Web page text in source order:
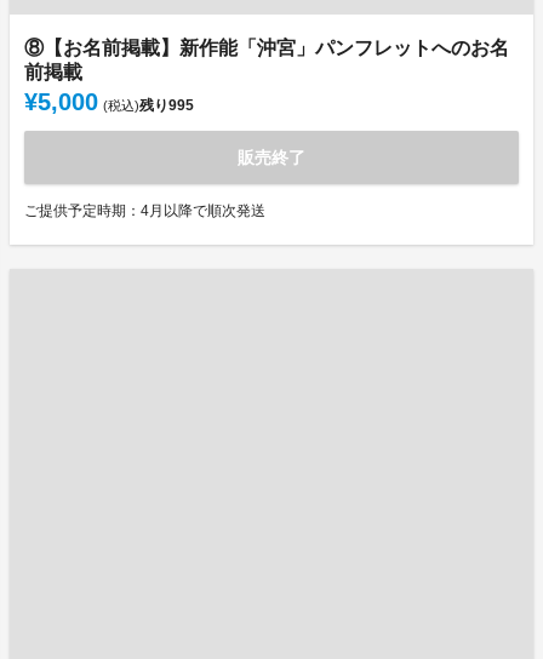
⑧【お名前掲載】新作能「沖宮」パンフレットへのお名
前掲載
¥5,000 (税込)残り995
販売終了
ご提供予定時期：4月以降で順次発送